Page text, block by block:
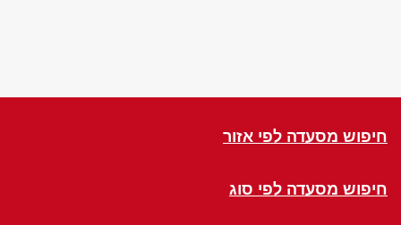
חיפוש מסעדה לפי אזור
חיפוש מסעדה לפי סוג